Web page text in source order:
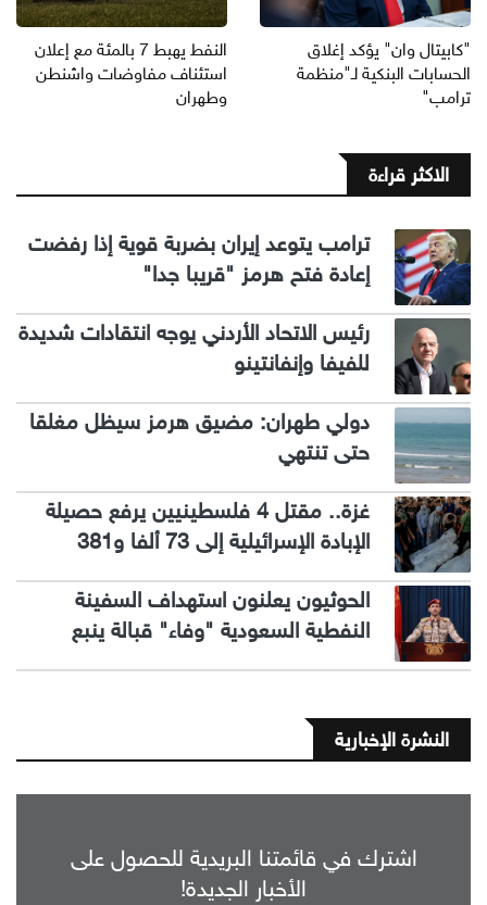
"كابيتال وان" يؤكد إغلاق
الحسابات البنكية لـ"منظمة
ترامب"
النفط يهبط 7 بالمئة مع إعلان
استئناف مفاوضات واشنطن
وطهران
الاكثر قراءة
ترامب يتوعد إيران بضربة قوية إذا رفضت
إعادة فتح هرمز "قريبا جدا"
رئيس الاتحاد الأردني يوجه انتقادات شديدة
للفيفا وإنفانتينو
دولي طهران: مضيق هرمز سيظل مغلقا
حتى تنتهي
غزة.. مقتل 4 فلسطينيين يرفع حصيلة
الإبادة الإسرائيلية إلى 73 ألفا و381
الحوثيون يعلنون استهداف السفينة
النفطية السعودية "وفاء" قبالة ينبع
النشرة الإخبارية
اشترك في قائمتنا البريدية للحصول على
الأخبار الجديدة!